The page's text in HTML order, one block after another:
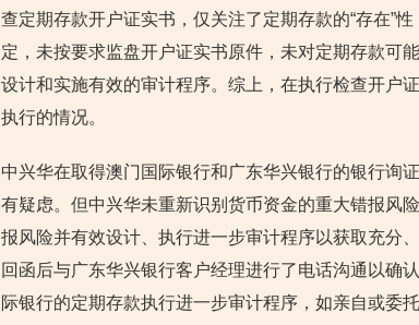
查定期存款开户证实书，仅关注了定期存款的“存在”
定，未按要求监盘开户证实书原件，未对定期存款可
设计和实施有效的审计程序。综上，在执行检查开户
执行的情况。
中兴华在取得澳门国际银行和广东华兴银行的银行询
有疑虑。但中兴华未重新识别货币资金的重大错报风
报风险并有效设计、执行进一步审计程序以获取充分
回函后与广东华兴银行客户经理进行了电话沟通以确
际银行的定期存款执行进一步审计程序，如亲自或委